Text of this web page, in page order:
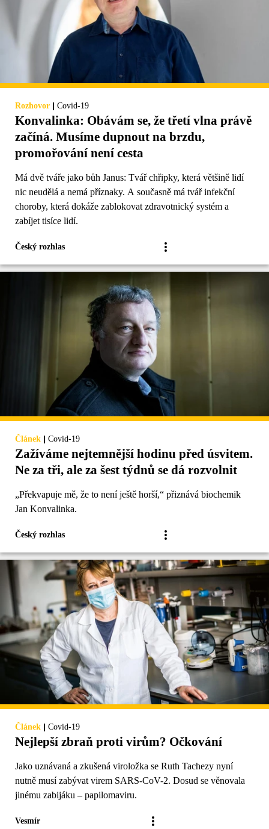
Rozhovor | Covid-19
Konvalinka: Obávám se, že třetí vlna právě
začíná. Musíme dupnout na brzdu,
promořování není cesta
Má dvě tváře jako bůh Janus: Tvář chřipky, která většině lidí
nic neudělá a nemá příznaky. A současně má tvář infekční
choroby, která dokáže zablokovat zdravotnický systém a
zabíjet tisíce lidí.
Český rozhlas
Článek | Covid-19
Zažíváme nejtemnější hodinu před úsvitem.
Ne za tři, ale za šest týdnů se dá rozvolnit
„Překvapuje mě, že to není ještě horší,“ přiznává biochemik
Jan Konvalinka.
Český rozhlas
Článek | Covid-19
Nejlepší zbraň proti virům? Očkování
Jako uznávaná a zkušená viroložka se Ruth Tachezy nyní
nutně musí zabývat virem SARS-CoV-2. Dosud se věnovala
jinému zabijáku – papilomaviru.
Vesmír